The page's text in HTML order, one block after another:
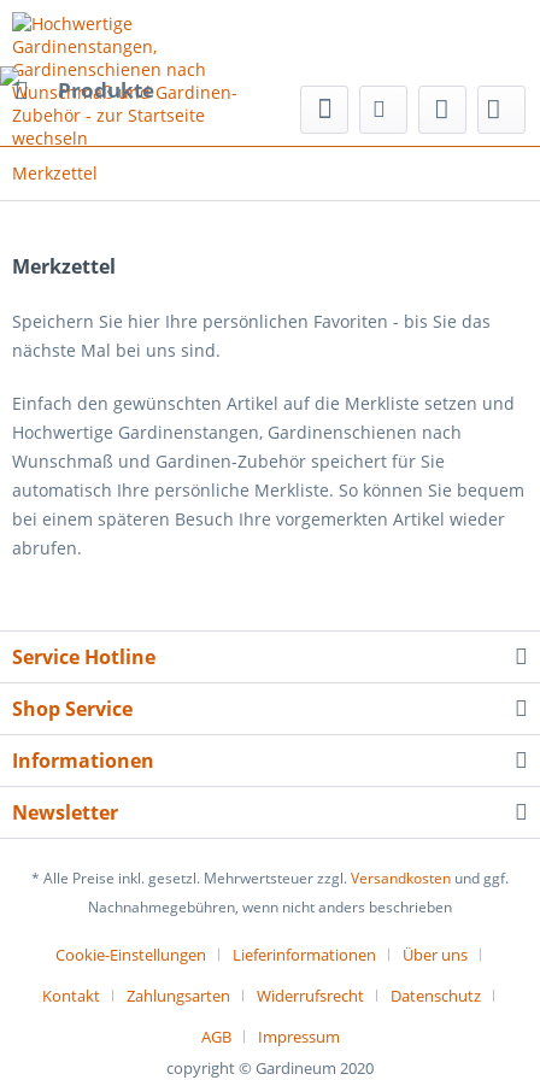
Produkte
Merkzettel
Merkzettel
Speichern Sie hier Ihre persönlichen Favoriten - bis Sie das
nächste Mal bei uns sind.
Einfach den gewünschten Artikel auf die Merkliste setzen und
Hochwertige Gardinenstangen, Gardinenschienen nach
Wunschmaß und Gardinen-Zubehör speichert für Sie
automatisch Ihre persönliche Merkliste. So können Sie bequem
bei einem späteren Besuch Ihre vorgemerkten Artikel wieder
abrufen.
Service Hotline
Shop Service
Informationen
Newsletter
* Alle Preise inkl. gesetzl. Mehrwertsteuer zzgl.Versandkosten und ggf.
Nachnahmegebühren, wenn nicht anders beschrieben
Cookie-Einstellungen Lieferinformationen
Über uns
Kontakt
Zahlungsarten Widerrufsrecht
Datenschutz
AGB
Impressum
copyright © Gardineum 2020